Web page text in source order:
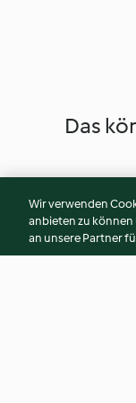
Das
Wir verwenden
anbieten zu
an unsere Partner